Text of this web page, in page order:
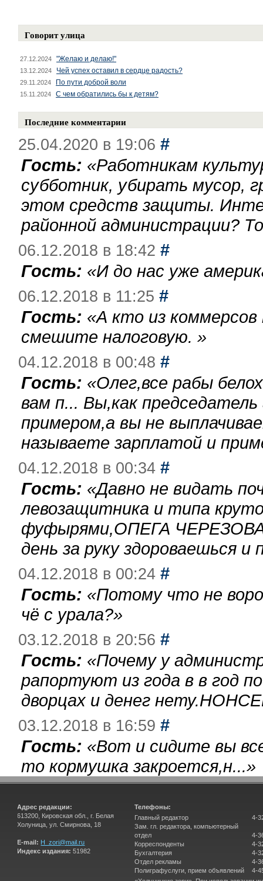
Говорит улица
27.12.2024 "Желаю и делаю!"
13.12.2024 Чей успех оставил в сердце радость?
29.11.2024 По пути доброй воли
15.11.2024 С чем обратились бы к детям?
Последние комментарии
25.04.2020 в 19:06 #
Гость: «Работникам
субботник, убирать мусор,
этом средств защиты.
районной администрации?
06.12.2018 в 18:42 #
Гость: «И до нас уже
06.12.2018 в 11:25 #
Гость: «А кто из
смешите налоговую. »
04.12.2018 в 00:48 #
Гость: «Олег,все рабы
вам п... Вы,как
примером,а вы не
называете зарплатой и
04.12.2018 в 00:34 #
Гость: «Давно не видать
левозащитника и типа
фуфырями,ОПЕГА
день за руку здороваешься
04.12.2018 в 00:24 #
Гость: «Потому что не
чё с урала?»
03.12.2018 в 20:56 #
Гость: «Почему у
рапортуют из года в в год
дворцах и денег
03.12.2018 в 16:59 #
Гость: «Вот и сидите вы
то кормушка закроется,н...»
Адрес редакции:
613200, Кировская обл., г. Белая
Холуница, ул. Смирнова, 18
E-mail: H_zori@mail.ru
Индекс издания: 51982
Телефоны:
Главный редактор
Зам. гл. редактора, компьютерный
отдел
Корреспонденты
Бухгалтерия
Отдел рекламы
Полиграфуслуги, прием объявлений
4-
4-
4-
4-
4-
4-